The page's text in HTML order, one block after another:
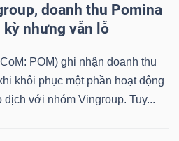
doanh thu Pomina
kỳ nhưng vẫn lỗ
POM) ghi nhận doanh thu
khôi phục một phần hoạt động
với nhóm Vingroup. Tuy...